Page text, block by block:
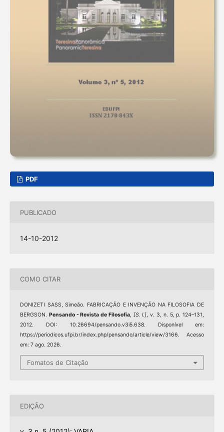
PDF
PUBLICADO
14-10-2012
COMO CITAR
DONIZETI SASS, Simeão. FABRICAÇÃO E INVENÇÃO NA FILOSOFIA DE
BERGSON. Pensando - Revista de Filosofia, [S. l.] , v. 3, n. 5, p. 124–131,
2012. DOI: 10.26694/pensando.v3i5.638. Disponível em:
https://periodicos.ufpi.br/index.php/pensando/article/view/3166. Acesso
em: 7 ago. 2026.
Fomatos de Citação
EDIÇÃO